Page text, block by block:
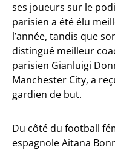
ses joueurs sur le
parisien a été élu
l’année, tandis que
distingué meilleur
parisien Gianluigi
Manchester City, a
gardien de but.
Du côté du football
espagnole Aitana